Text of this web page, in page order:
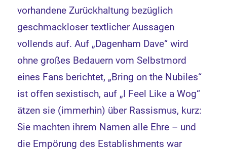
vorhandene Zurückhaltung bezüglich
geschmackloser textlicher Aussagen
vollends auf. Auf „Dagenham Dave“ wird
ohne großes Bedauern vom Selbstmord
eines Fans berichtet, „Bring on the Nubiles“
ist offen sexistisch, auf „I Feel Like a Wog“
ätzen sie (immerhin) über Rassismus, kurz:
Sie machten ihrem Namen alle Ehre – und
die Empörung des Establishments war